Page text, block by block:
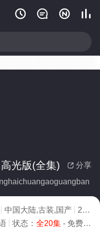
   
 分享
光版(全集)
中国大陆,古装,国产
2026
状态： 全20集- 免费在线观看